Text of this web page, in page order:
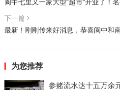
阆中七里又一家大型“超市”开业了！
下一篇
最新！刚刚传来好消息，恭喜阆中和
为您推荐
参赌流水达十五万余